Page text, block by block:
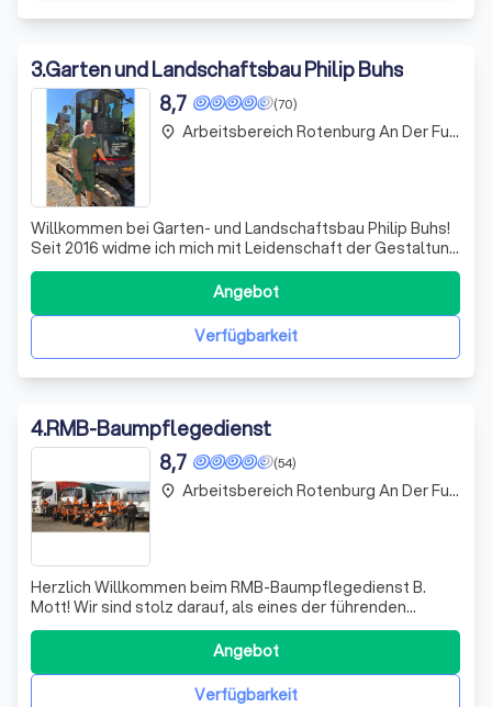
3.Garten und Landschaftsbau Philip Buhs
(70)
8,7
Willkommen bei Garten- und Landschaftsbau Philip Buhs!
Seit 2016 widme ich mich mit Leidenschaft der Gestaltung
und Pflege von Gärten und Außenanlagen. Mit einem
modernen Maschinenpark und einem erfahrenen Team
bieten wir umfassende Lösungen für private und
öffentliche Auftraggeber. Erdarbeiten, A
Verfügbarkeit
Angebot
place Arbeitsbereich Rotenburg An Der Fulda
4.RMB-Baumpflegedienst
(54)
8,7
Herzlich Willkommen beim RMB-Baumpflegedienst B.
Mott! Wir sind stolz darauf, als eines der führenden
Unternehmen in Hessen und Nordbayern im Bereich
Gehölzschnitt und Baumfällungen zu agieren. Unser
engagiertes Team von Fachleuten zeichnet sich durch
Zuverlässigkeit, Schnelligkeit und eine saubere
Verfügbarkeit
Angebot
place Arbeitsbereich Rotenburg An Der Fulda